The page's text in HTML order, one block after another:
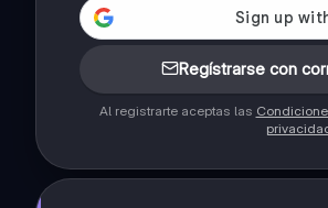
Regístrarse con
Al registrarte aceptas las